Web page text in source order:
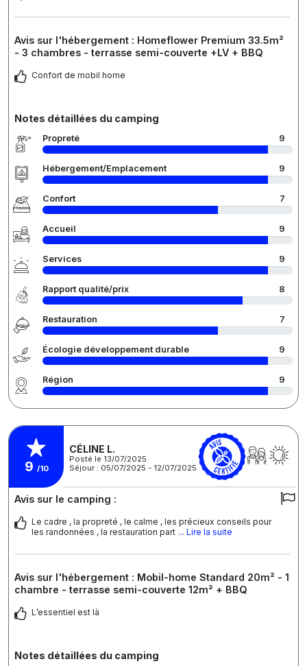
Avis sur l'hébergement : Homeflower Premium 33.5m²
- 3 chambres - terrasse semi-couverte +LV + BBQ
Confort de mobil home
Notes détaillées du camping
Propreté 9
Hébergement/Emplacement 9
Confort 7
Accueil 9
Services 9
Rapport qualité/prix 8
Restauration 7
Écologie développement durable 9
Région 9
9 /10
CÉLINE L.
Posté le 13/07/2025
Séjour : 05/07/2025 - 12/07/2025
Avis sur le camping :
Le cadre , la propreté , le calme , les précieux conseils pour
les randonnées , la restauration part ... Lire la suite
Avis sur l'hébergement : Mobil-home Standard 20m² - 1
chambre - terrasse semi-couverte 12m² + BBQ
L’essentiel est là
Notes détaillées du camping